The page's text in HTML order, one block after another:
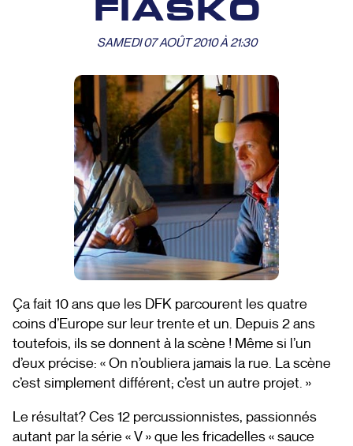
FIASKO
SAMEDI 07 AOÛT 2010 À 21:30
Ça fait 10 ans que les DFK parcourent les quatre
coins d’Europe sur leur trente et un. Depuis 2 ans
toutefois, ils se donnent à la scène ! Même si l’un
d’eux précise: « On n’oubliera jamais la rue. La scène
c’est simplement différent; c’est un autre projet. »
Le résultat? Ces 12 percussionnistes, passionnés
autant par la série « V » que les fricadelles « sauce